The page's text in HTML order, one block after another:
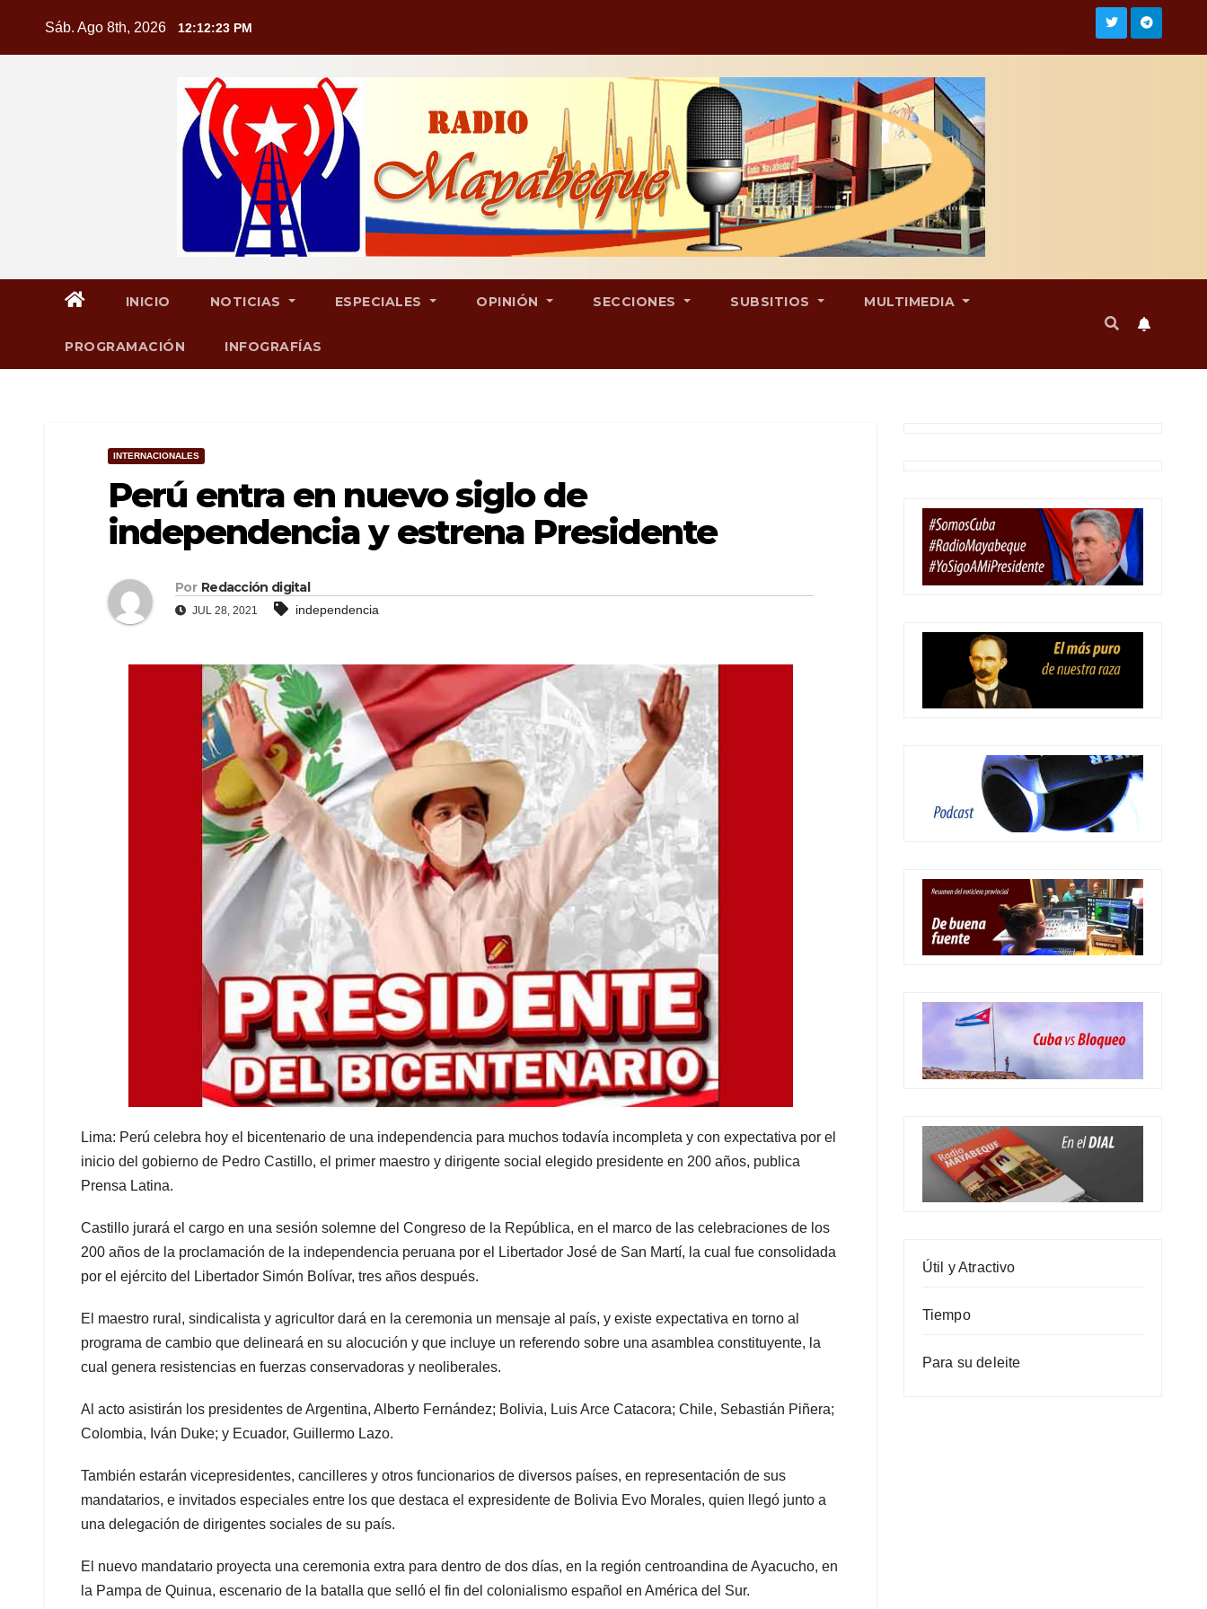
Sáb. Ago 8th, 2026 12:12:24 PM
INICIO NOTICIAS ESPECIALES OPINIÓN SECCIONES SUBSITIOS MULTIMEDIA
PROGRAMACIÓN INFOGRAFÍAS
INTERNACIONALES
Perú entra en nuevo siglo de
independencia y estrena Presidente
Por Redacción digital
JUL 28, 2021 independencia
Lima: Perú celebra hoy el bicentenario de una independencia para muchos todavía incompleta y con expectativa por el
inicio del gobierno de Pedro Castillo, el primer maestro y dirigente social elegido presidente en 200 años, publica
Prensa Latina.
Castillo jurará el cargo en una sesión solemne del Congreso de la República, en el marco de las celebraciones de los
200 años de la proclamación de la independencia peruana por el Libertador José de San Martí, la cual fue consolidada
por el ejército del Libertador Simón Bolívar, tres años después.
El maestro rural, sindicalista y agricultor dará en la ceremonia un mensaje al país, y existe expectativa en torno al
programa de cambio que delineará en su alocución y que incluye un referendo sobre una asamblea constituyente, la
cual genera resistencias en fuerzas conservadoras y neoliberales.
Al acto asistirán los presidentes de Argentina, Alberto Fernández; Bolivia, Luis Arce Catacora; Chile, Sebastián Piñera;
Colombia, Iván Duke; y Ecuador, Guillermo Lazo.
También estarán vicepresidentes, cancilleres y otros funcionarios de diversos países, en representación de sus
mandatarios, e invitados especiales entre los que destaca el expresidente de Bolivia Evo Morales, quien llegó junto a
una delegación de dirigentes sociales de su país.
El nuevo mandatario proyecta una ceremonia extra para dentro de dos días, en la región centroandina de Ayacucho, en
la Pampa de Quinua, escenario de la batalla que selló el fin del colonialismo español en América del Sur.
Útil y Atractivo
Tiempo
Para su deleite